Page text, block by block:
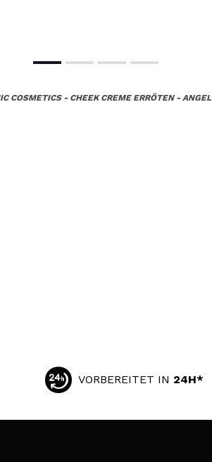
COSMETICS - CHEEK CREME ERRÖTEN - ANGEL
VORBEREITET IN 24H*